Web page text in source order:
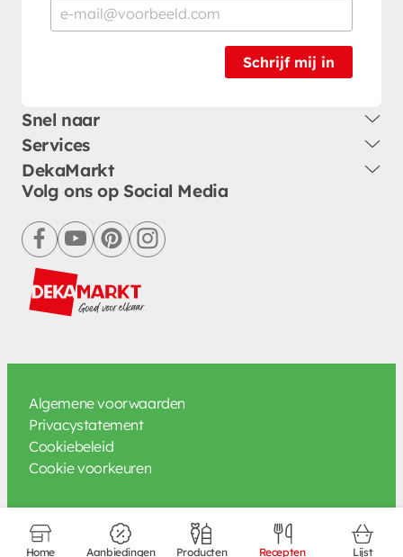
Schrijf mij in
Snel naar
Services
DekaMarkt
Volg ons op Social Media
facebookyoutubepinterestinstagram
Algemene voorwaarden
Privacystatement
Cookiebeleid
Cookie voorkeuren
Home Aanbiedingen Producten Recepten Lijst